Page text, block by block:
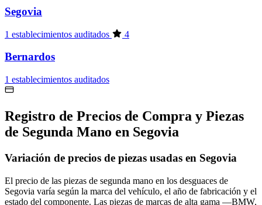
Segovia
1 establecimientos auditados 4
Bernardos
1 establecimientos auditados
Registro de Precios de Compra y Piezas
de Segunda Mano en Segovia
Variación de precios de piezas usadas en Segovia
El precio de las piezas de segunda mano en los desguaces de
Segovia varía según la marca del vehículo, el año de fabricación y el
estado del componente. Las piezas de marcas de alta gama —BMW,